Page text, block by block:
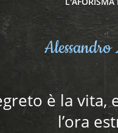
è la vita,
l’ora